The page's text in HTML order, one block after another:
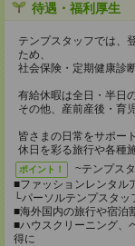
待遇・福利厚生
テンプスタッフでは、
ため、
社会保険・定期健康診
有給休暇は全日・半日
その他、産前産後・育
皆さまの日常をサポー
休日を彩る旅行や各種
ポイント！
~テンプス
■ファッションレンタル
└パーソルテンプスタッ
■海外国内の旅行や宿泊
■ハウスクリーニング、
得に